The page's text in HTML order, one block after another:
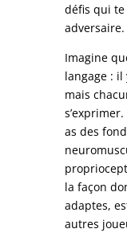
défis qui
adversaire.
Imagine
langage : il
mais
as des
la façon
adaptes,
autres